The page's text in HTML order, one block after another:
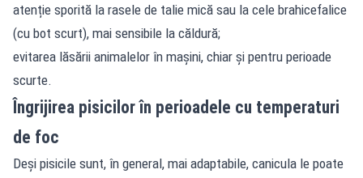
atenție sporită la rasele de talie mică sau la cele brahicefalice
(cu bot scurt), mai sensibile la căldură;
evitarea lăsării animalelor în mașini, chiar și pentru perioade
scurte.
Îngrijirea pisicilor în perioadele cu temperaturi
de foc
Deși pisicile sunt, în general, mai adaptabile, canicula le poate